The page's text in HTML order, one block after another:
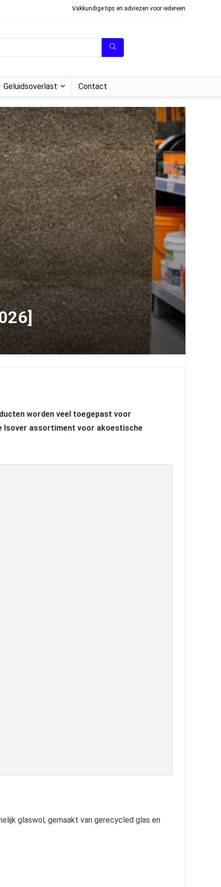
Vakkundige tips en adviezen voor iedereen
Geluidsoverlast Contact
worden veel toegepast voor
Isover assortiment voor akoestische
glaswol, gemaakt van gerecycled glas en